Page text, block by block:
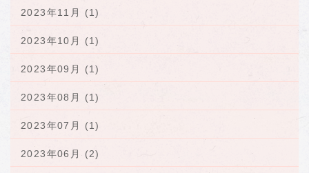
2023年11月 (1)
2023年10月 (1)
2023年09月 (1)
2023年08月 (1)
2023年07月 (1)
2023年06月 (2)